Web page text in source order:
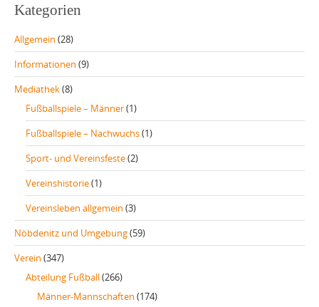
Kategorien
Allgemein (28)
Informationen (9)
Mediathek(8)
Fußballspiele – Männer(1)
Fußballspiele – Nachwuchs(1)
Sport- und Vereinsfeste(2)
Vereinshistorie(1)
Vereinsleben allgemein (3)
Nöbdenitz und Umgebung(59)
Verein (347)
Abteilung Fußball(266)
Männer-Mannschaften (174)